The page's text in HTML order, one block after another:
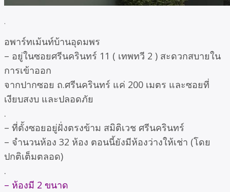
.
อพาร์ทเม้นท์บ้านอุดมพร
– อยู่ในซอยศรีนครินทร์ 11 ( เทพทวี 2 ) สะดวกสบายใน
การเข้าออก
จากปากซอย ถ.ศรีนครินทร์ แค่ 200 เมตร และซอยที่
เงียบสงบ และปลอดภัย
.
– ที่ตั้งซอยอยู่ฝั่งตรงข้าม สมิติเวช ศรีนครินทร์
– จำนวนห้อง 32 ห้อง ตอนนี้ยังมีห้องว่างให้เช่า (โดย
ปกติเต็มตลอด)
.
– ห้องมี 2 ขนาด